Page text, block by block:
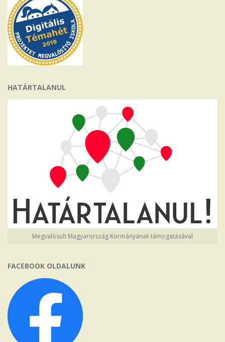
HATÁRTALANUL
Megvalósult Magyarország Kormányának támogatásával
FACEBOOK OLDALUNK